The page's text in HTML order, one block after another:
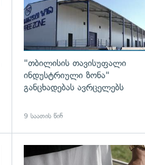
"თბილისის თავისუფალი
ინდუსტრიული ზონა"
განცხადებას ავრცელებს
9 საათის წინ
გადახედვა